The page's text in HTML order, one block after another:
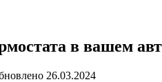
в вашем
26.03.2024